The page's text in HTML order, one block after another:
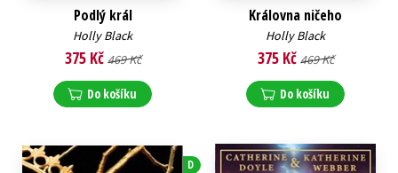
Podlý král
Holly Black
375 Kč 469 Kč
Do košíku
Královna ničeho
Holly Black
375 Kč 469 Kč
Do košíku
D